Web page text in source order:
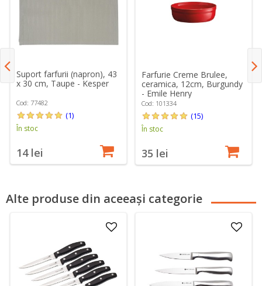
Suport farfurii (napron), 43
x 30 cm, Taupe - Kesper
Cod: 77482
(1)
În stoc
14 lei
Farfurie Creme Brulee,
ceramica, 12cm, Burgundy
- Emile Henry
Cod: 101334
(15)
În stoc
35 lei
Alte produse din aceeași categorie